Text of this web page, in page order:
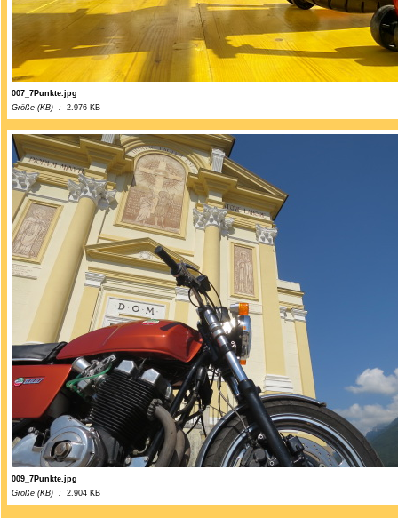
007_7Punkte.jpg
Größe (KB) : 2.976 KB
009_7Punkte.jpg
Größe (KB) : 2.904 KB